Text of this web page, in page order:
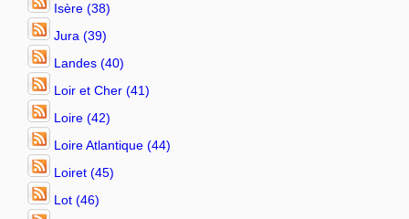
Isère (38)
Jura (39)
Landes (40)
Loir et Cher (41)
Loire (42)
Loire Atlantique (44)
Loiret (45)
Lot (46)